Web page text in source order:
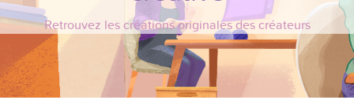
Retrouvez les créations originales des créateurs